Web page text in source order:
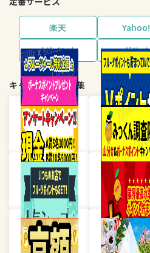
楽天 Yahoo!
dポイント
グルメ
キャンペーン・特集